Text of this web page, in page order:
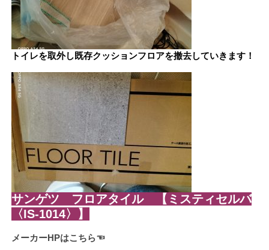
トイレを取外し既存クッションフロアを撤去していきます！
サンゲツ フロアタイル 【ミスティセルバ
〈IS-1014〉】
メーカーHPはこちら☜